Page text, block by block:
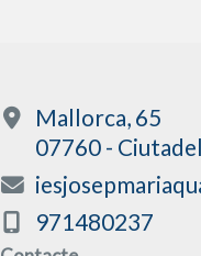
Mallorca, 65
07760 -
971480237